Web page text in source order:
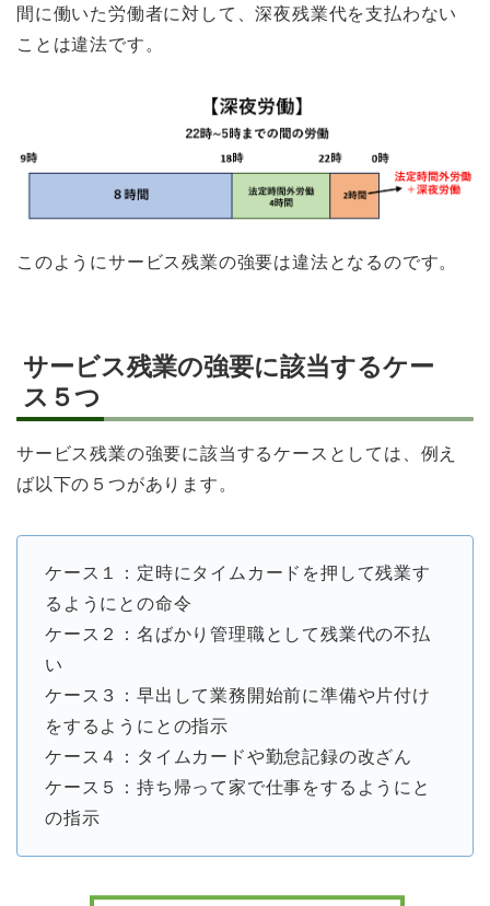
間に働いた労働者に対して、深夜残業代を支払わない
ことは違法です。
このようにサービス残業の強要は違法となるのです。
サービス残業の強要に該当するケー
ス５つ
サービス残業の強要に該当するケースとしては、例え
ば以下の５つがあります。
ケース１：定時にタイムカードを押して残業す
るようにとの命令
ケース２：名ばかり管理職として残業代の不払
い
ケース３：早出して業務開始前に準備や片付け
をするようにとの指示
ケース４：タイムカードや勤怠記録の改ざん
ケース５：持ち帰って家で仕事をするようにと
の指示